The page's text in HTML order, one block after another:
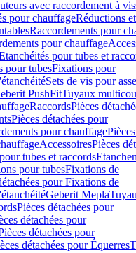
avec raccordement à
pour chauffageRéductions
Raccordements pour
pour chauffage
pour tubes et
pour tubesFixations pour
Sets de vis pour
PushFitTuyaux
RaccordsPièces
Pièces détachées pour
pour chauffage
AccessoiresPièces
tubes et raccords
pour tubesFixations de
pour Fixations de
Geberit Mepla
Pièces détachées pour
détachées pour
détachées pour
détachées pour Équerres